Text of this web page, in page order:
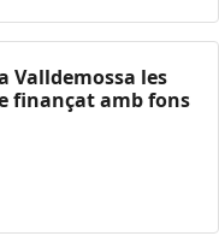
Valldemossa les
finançat amb fons